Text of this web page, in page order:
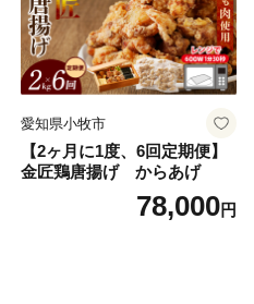
愛知県小牧市
【2ヶ月に1度、6回定期便】
金匠鶏唐揚げ からあげ
78,000円